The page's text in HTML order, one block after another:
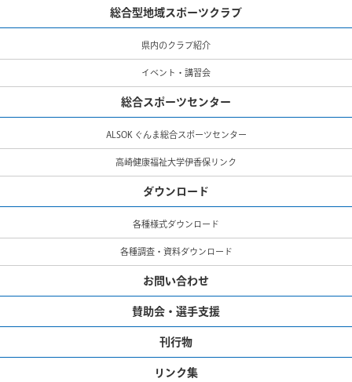
総合型地域スポーツクラブ
県内のクラブ紹介
イベント・講習会
総合スポーツセンター
ALSOK ぐんま総合スポーツセンター
高崎健康福祉大学伊香保リンク
ダウンロード
各種様式ダウンロード
各種調査・資料ダウンロード
お問い合わせ
賛助会・選手支援
刊行物
リンク集